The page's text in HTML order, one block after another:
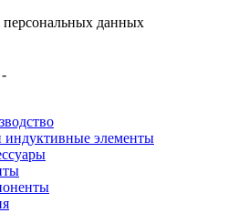
персональных данных
индуктивные элементы